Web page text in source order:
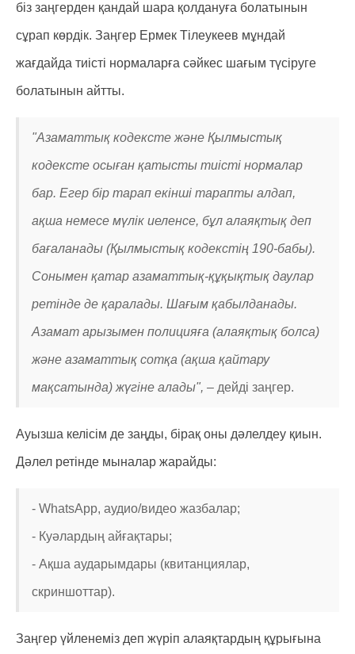
біз заңгерден қандай шара қолдануға болатынын
сұрап көрдік. Заңгер Ермек Тілеукеев мұндай
жағдайда тиісті нормаларға сәйкес шағым түсіруге
болатынын айтты.
"Азаматтық кодексте және Қылмыстық
кодексте осыған қатысты тиісті нормалар
бар. Егер бір тарап екінші тарапты алдап,
ақша немесе мүлік иеленсе, бұл алаяқтық деп
бағаланады (Қылмыстық кодекстің 190-бабы).
Сонымен қатар азаматтық-құқықтық даулар
ретінде де қаралады. Шағым қабылданады.
Азамат арызымен полицияға (алаяқтық болса)
және азаматтық сотқа (ақша қайтару
мақсатында) жүгіне алады", – дейді заңгер.
Ауызша келісім де заңды, бірақ оны дәлелдеу қиын.
Дәлел ретінде мыналар жарайды:
- WhatsApp, аудио/видео жазбалар;
- Куәлардың айғақтары;
- Ақша аударымдары (квитанциялар,
скриншоттар).
Заңгер үйленеміз деп жүріп алаяқтардың құрығына